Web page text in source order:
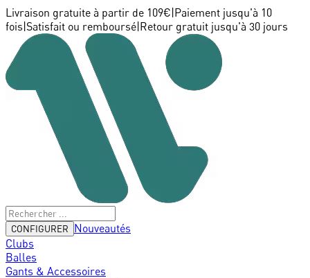
Livraison gratuite à partir de 109€ Paiement jusqu'à 10
fois Satisfait ou remboursé Retour gratuit jusqu'à 30 jours
CONFIGURER
Nouveautés
Clubs
Balles
Gants & Accessoires